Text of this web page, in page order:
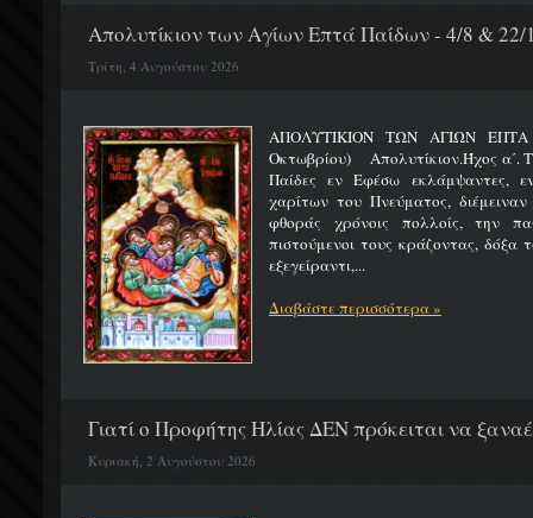
Απολυτίκιον των Αγίων Επτά Παίδων - 4/8 & 22/
Τρίτη, 4 Αυγούστου 2026
ΑΠΟΛΥΤΙΚΙΟΝ ΤΩΝ ΑΓΙΩΝ ΕΠΤΑ
Οκτωβρίου) Απολυτίκιον.Ήχος α΄.
Παίδες εν Εφέσω εκλάμψαντες,
χαρίτων του Πνεύματος,
φθοράς χρόνοις πολλοίς, την
πιστούμενοι τους κράζοντας,
εξεγείραντι,...
Διαβάστε περισσότερα »
Γιατί ο Προφήτης Ηλίας ΔΕΝ πρόκειται να
Κυριακή, 2 Αυγούστου 2026